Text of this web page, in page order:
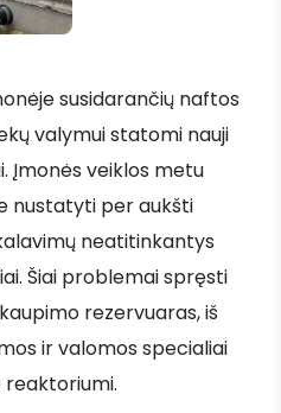
susidarančių naftos
valymui statomi nauji
Įmonės veiklos metu
nustatyti per aukšti
neatitinkantys
Šiai problemai spręsti
rezervuaras, iš
ir valomos specialiai
reaktoriumi.